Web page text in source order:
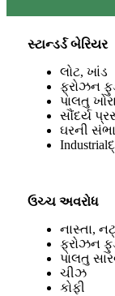
સ્ટાન્ડર્ડ બેરિયર
લોટ, ખાંડ
ફ્રોઝન
પાલતુ
સૌંદર્ય
ઘરની
ઉચ્ચ અવરોધ
નાસ્તા,
ફ્રોઝન
પાલતુ
ચીઝ
કોફી